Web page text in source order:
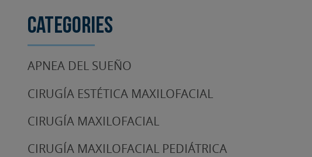
Categories
APNEA DEL SUEÑO
CIRUGÍA ESTÉTICA MAXILOFACIAL
CIRUGÍA MAXILOFACIAL
CIRUGÍA MAXILOFACIAL PEDIÁTRICA